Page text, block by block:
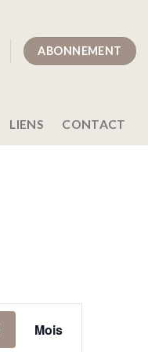
ABONNEMENT
LIENS CONTACT
Mois